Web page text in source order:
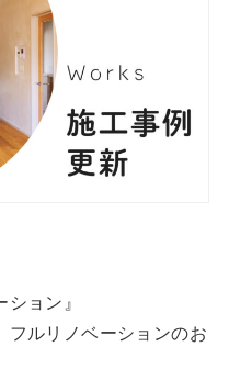
ョン』
フルリノベーションのお